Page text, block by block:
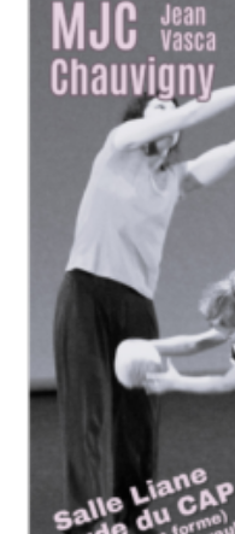
Cognac
Pour
Une
Croisière
Fluviale